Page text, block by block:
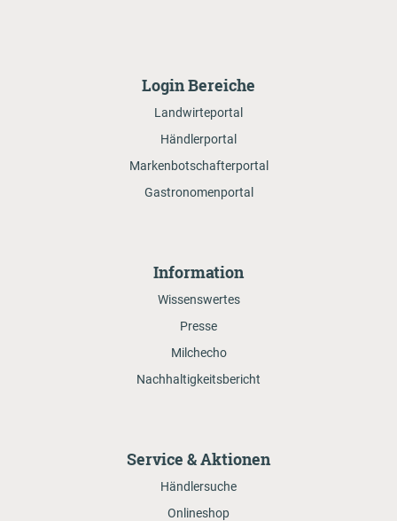
Login Bereiche
Landwirteportal
Händlerportal
Markenbotschafterportal
Gastronomenportal
Information
Wissenswertes
Presse
Milchecho
Nachhaltigkeitsbericht
Service & Aktionen
Händlersuche
Onlineshop